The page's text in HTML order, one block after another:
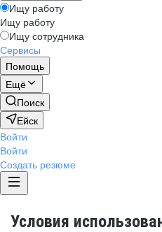
Ищу работу
Ищу работу
Ищу сотрудника
Сервисы
Помощь
Ещё
Поиск
Ейск
Войти
Войти
Создать резюме
Условия